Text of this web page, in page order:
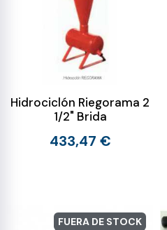
Hidrociclón Riegorama 2
1/2" Brida
433,47 €
FUERA DE STOCK